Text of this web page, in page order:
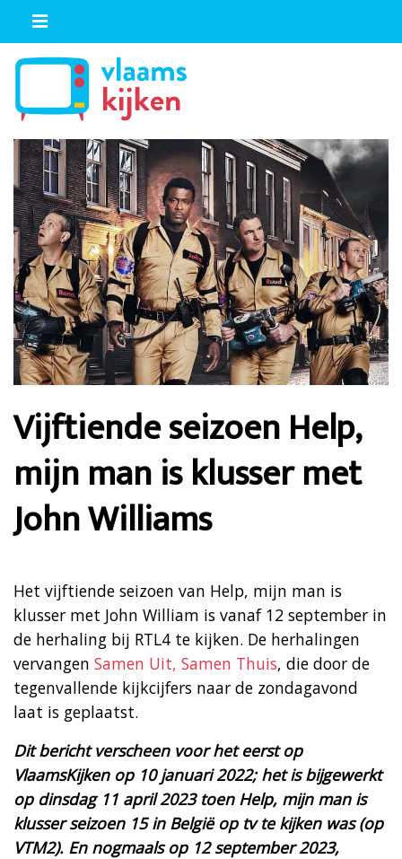
Vijftiende seizoen Help,
mijn man is klusser met
John Williams
Het vijftiende seizoen van Help, mijn man is
klusser met John William is vanaf 12 september in
de herhaling bij RTL4 te kijken. De herhalingen
vervangen Samen Uit, Samen Thuis, die door de
tegenvallende kijkcijfers naar de zondagavond
laat is geplaatst.
Dit bericht verscheen voor het eerst op
VlaamsKijken op 10 januari 2022; het is bijgewerkt
op dinsdag 11 april 2023 toen Help, mijn man is
klusser seizoen 15 in België op tv te kijken was (op
VTM2). En nogmaals op 12 september 2023,